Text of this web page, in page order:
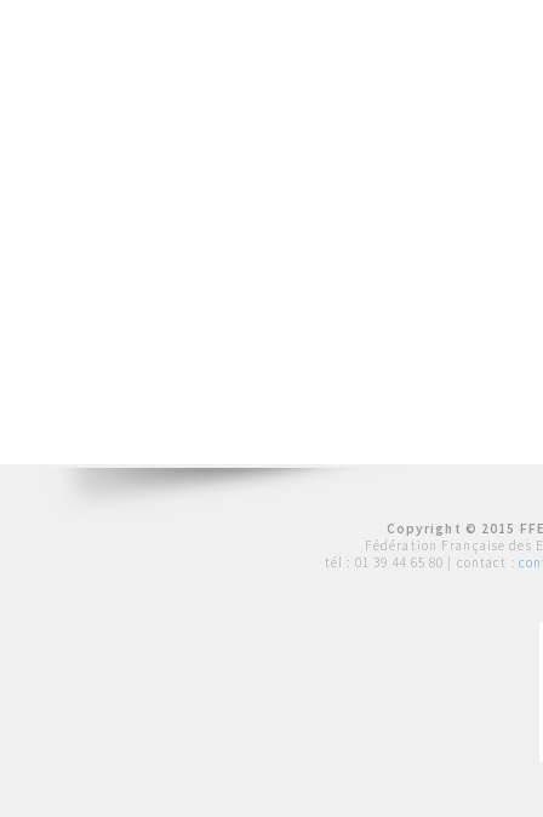
Copyright © 2015
Fédération Française des
tél : 01 39 44 65 80 | contact :